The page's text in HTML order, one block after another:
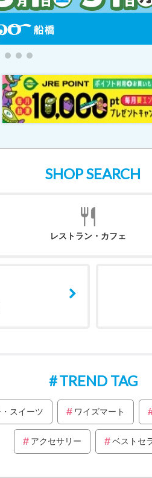
SHOP SEARCH
レストラン・カフェ
TREND TAG
スイーツ ワイズマート
アクセサリー ベストセ